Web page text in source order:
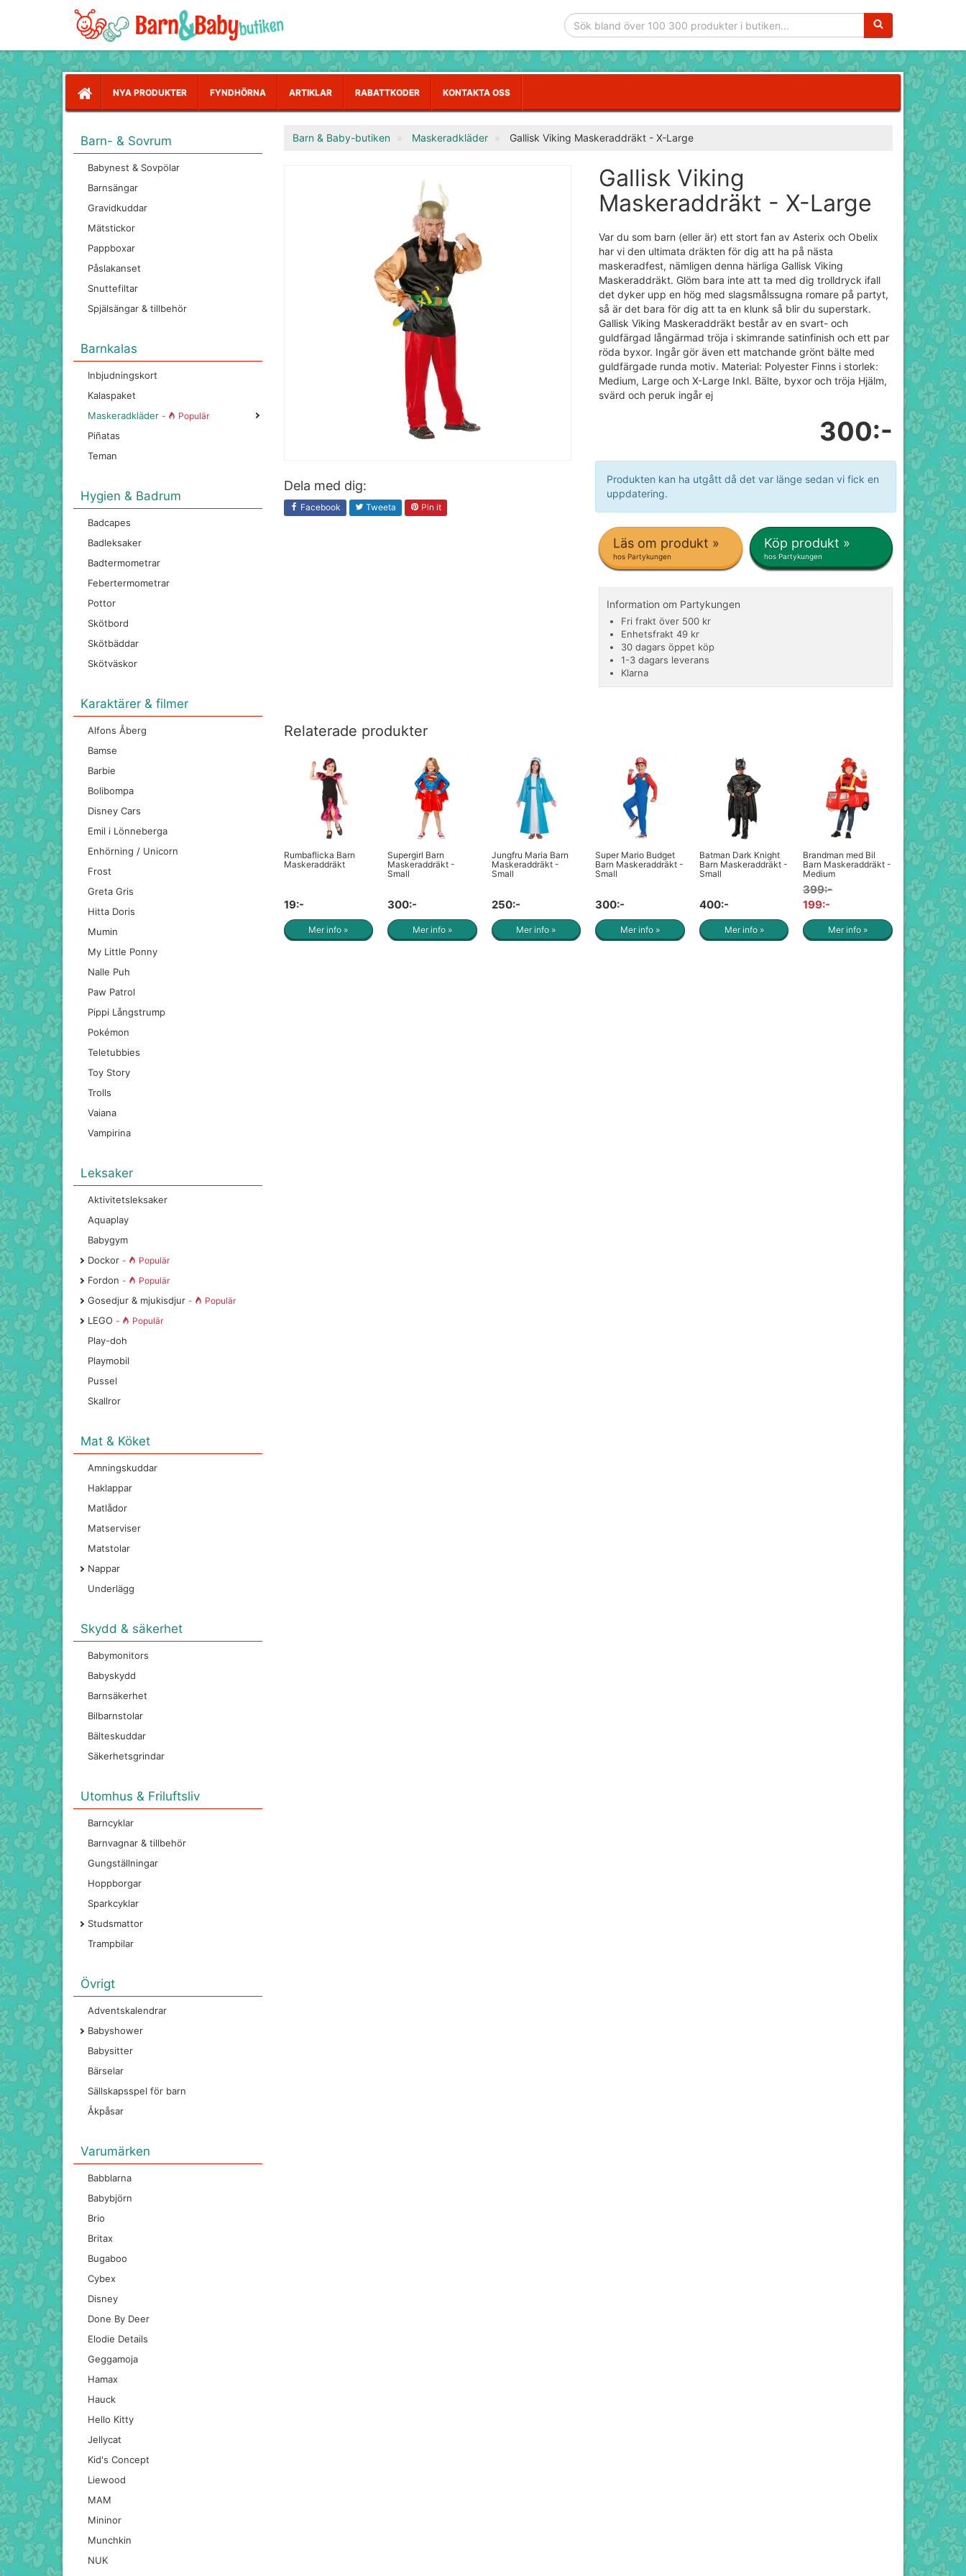
Sökfras:
NYA PRODUKTER FYNDHÖRNA ARTIKLAR RABATTKODER KONTAKTA OSS
Barn- & Sovrum
Babynest & Sovpölar
Barnsängar
Gravidkuddar
Mätstickor
Pappboxar
Påslakanset
Snuttefiltar
Spjälsängar & tillbehör
Barnkalas
Inbjudningskort
Kalaspaket
Maskeradkläder - Populär
Piñatas
Teman
Hygien & Badrum
Badcapes
Badleksaker
Badtermometrar
Febertermometrar
Pottor
Skötbord
Skötbäddar
Skötväskor
Karaktärer & filmer
Alfons Åberg
Bamse
Barbie
Bolibompa
Disney Cars
Emil i Lönneberga
Enhörning / Unicorn
Frost
Greta Gris
Hitta Doris
Mumin
My Little Ponny
Nalle Puh
Paw Patrol
Pippi Långstrump
Pokémon
Teletubbies
Toy Story
Trolls
Vaiana
Vampirina
Leksaker
Aktivitetsleksaker
Aquaplay
Babygym
Dockor - Populär
Fordon - Populär
Gosedjur & mjukisdjur - Populär
LEGO - Populär
Play-doh
Playmobil
Pussel
Skallror
Mat & Köket
Amningskuddar
Haklappar
Matlådor
Matserviser
Matstolar
Nappar
Underlägg
Skydd & säkerhet
Babymonitors
Babyskydd
Barnsäkerhet
Bilbarnstolar
Bälteskuddar
Säkerhetsgrindar
Utomhus & Friluftsliv
Barncyklar
Barnvagnar & tillbehör
Gungställningar
Hoppborgar
Sparkcyklar
Studsmattor
Trampbilar
Övrigt
Adventskalendrar
Babyshower
Babysitter
Bärselar
Sällskapsspel för barn
Åkpåsar
Varumärken
Babblarna
Babybjörn
Brio
Britax
Bugaboo
Cybex
Disney
Done By Deer
Elodie Details
Geggamoja
Hamax
Hauck
Hello Kitty
Jellycat
Kid's Concept
Liewood
MAM
Mininor
Munchkin
NUK
Barn & Baby-butiken Maskeradkläder Gallisk Viking Maskeraddräkt - X-Large
Dela med dig:
Facebook Tweeta Pin it
Gallisk Viking
Maskeraddräkt - X-Large
Var du som barn (eller är) ett stort fan av Asterix och Obelix
har vi den ultimata dräkten för dig att ha på nästa
maskeradfest, nämligen denna härliga Gallisk Viking
Maskeraddräkt. Glöm bara inte att ta med dig trolldryck ifall
det dyker upp en hög med slagsmålssugna romare på partyt,
så är det bara för dig att ta en klunk så blir du superstark.
Gallisk Viking Maskeraddräkt består av en svart- och
guldfärgad långärmad tröja i skimrande satinfinish och ett par
röda byxor. Ingår gör även ett matchande grönt bälte med
guldfärgade runda motiv. Material: Polyester Finns i storlek:
Medium, Large och X-Large Inkl. Bälte, byxor och tröja Hjälm,
svärd och peruk ingår ej
300:-
Produkten kan ha utgått då det var länge sedan vi fick en
uppdatering.
Läs om produkt »
hos Partykungen
Köp produkt »
hos Partykungen
Information om Partykungen
Fri frakt över 500 kr
Enhetsfrakt 49 kr
30 dagars öppet köp
1-3 dagars leverans
Klarna
Relaterade produkter
Rumbaflicka Barn
Maskeraddräkt
19:-
Mer info »
Supergirl Barn
Maskeraddräkt -
Small
300:-
Mer info »
Jungfru Maria Barn
Maskeraddräkt -
Small
250:-
Mer info »
Super Mario Budget
Barn Maskeraddräkt -
Small
300:-
Mer info »
Batman Dark Knight
Barn Maskeraddräkt -
Small
400:-
Mer info »
Brandman med Bil
Barn Maskeraddräkt -
Medium
399:-
199:-
Mer info »